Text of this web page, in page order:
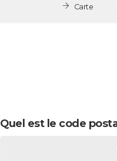
Carte
Quel est le code